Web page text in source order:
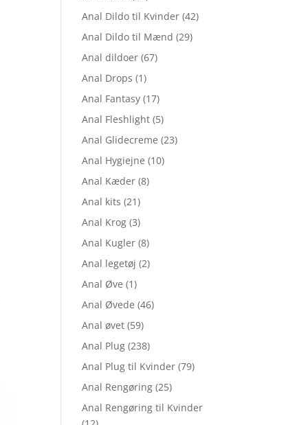
Anal Dildo til Kvinder (42)
Anal Dildo til Mænd (29)
Anal dildoer (67)
Anal Drops (1)
Anal Fantasy (17)
Anal Fleshlight (5)
Anal Glidecreme (23)
Anal Hygiejne (10)
Anal Kæder (8)
Anal kits (21)
Anal Krog (3)
Anal Kugler (8)
Anal legetøj (2)
Anal Øve (1)
Anal Øvede (46)
Anal øvet (59)
Anal Plug (238)
Anal Plug til Kvinder (79)
Anal Rengøring (25)
Anal Rengøring til Kvinder